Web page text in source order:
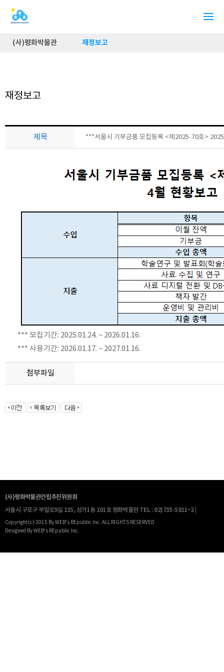
(사)평화박물관 재정보고
재정보고
제목 ***서울시 기부금품 모집등록 <제2025-70호>
*** 모집기간: 2025.01.24. ~ 2026.01.16.
*** 사용기간: 2026.01.17. ~ 2027.01.16.
첨부파일
(사)평화박물관건립추진위원회
서울시 구로구 부일로9길 135, 상가1동 101호 평화박물관 TEL : 02)735-5811~2 |
Copyright(c) 2015 By WEB's REpublic Inc. ALL RIGHTS RESERVED.
Designed By WEB's REpublic Inc.